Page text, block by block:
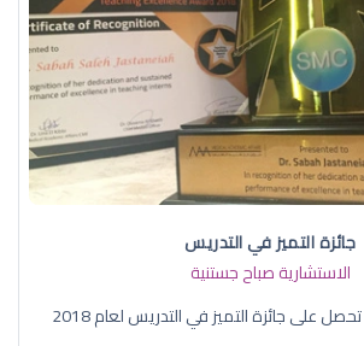
جائزة التميز في التدريس
الاستشارية صباح جستنية
على جائزة التميز في التدريس لعام 2018